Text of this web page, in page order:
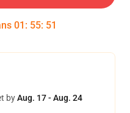
01 : 55: 50
byAug. 17 - Aug. 24